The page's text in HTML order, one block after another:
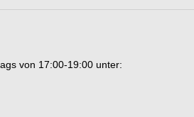
von 17:00-19:00 unter: